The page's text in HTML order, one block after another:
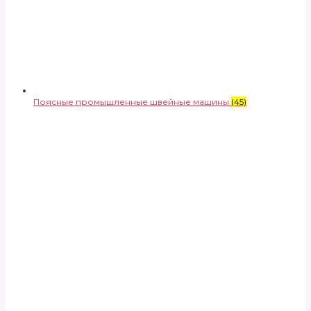
Поясные промышленные швейные машины (45)